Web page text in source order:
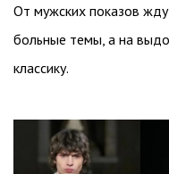
От мужских показов
больные темы, а на
классику.